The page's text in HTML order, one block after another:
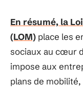
En résumé, la
(LOM) place les
sociaux au cœur
impose aux
plans de mobilité,